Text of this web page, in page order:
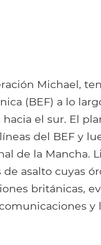
Michael,
(BEF) a lo
el sur. El
del BEF y
de la Mancha.
asalto cuyas
británicas,
y